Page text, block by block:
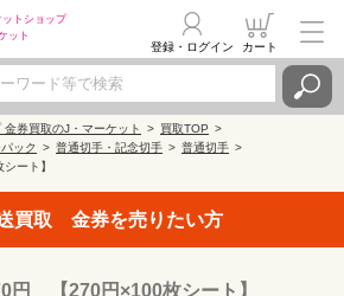
ットショップ
ット
登録・ログイン カート
券買取のJ・マーケット
買取TOP
ック
普通切手・記念切手
普通切手
ート】
買取 金券を売りたい方
円 【270円×100枚シート】